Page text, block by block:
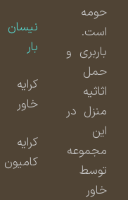
حومه
است.
باربری و
حمل
اثاثیه
منزل در
مجموعه
توسط
نیسان
کامیون